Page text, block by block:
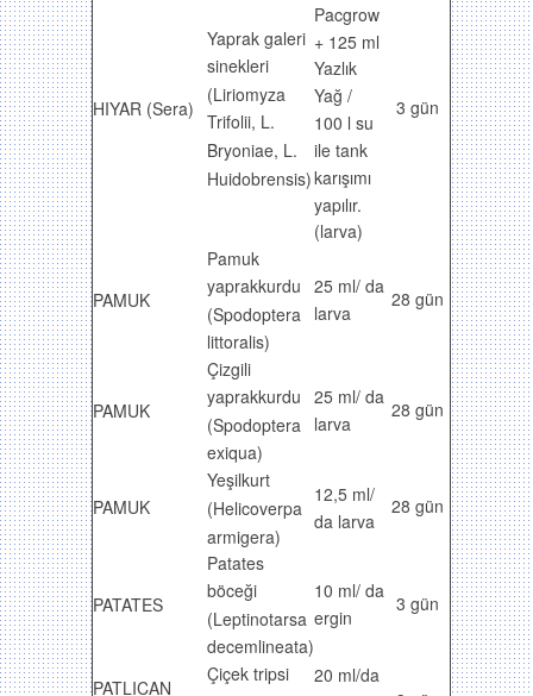
HIYAR (Sera)
Yaprak galeri
sinekleri
(Liriomyza
Trifolii, L.
Bryoniae, L.
Huidobrensis)
Pacgrow
+ 125 ml
Yazlık
Yağ /
100 l su
ile tank
karışımı
yapılır.
(larva)
3 gün
PAMUK
Pamuk
yaprakkurdu
(Spodoptera
littoralis)
25 ml/ da
larva
28 gün
PAMUK
Çizgili
yaprakkurdu
(Spodoptera
exiqua)
25 ml/ da
larva
28 gün
PAMUK
Yeşilkurt
(Helicoverpa
armigera)
12,5 ml/
da larva
28 gün
PATATES
Patates
böceği
(Leptinotarsa
decemlineata)
10 ml/ da
ergin
3 gün
PATLICAN
Çiçek tripsi
20 ml/da